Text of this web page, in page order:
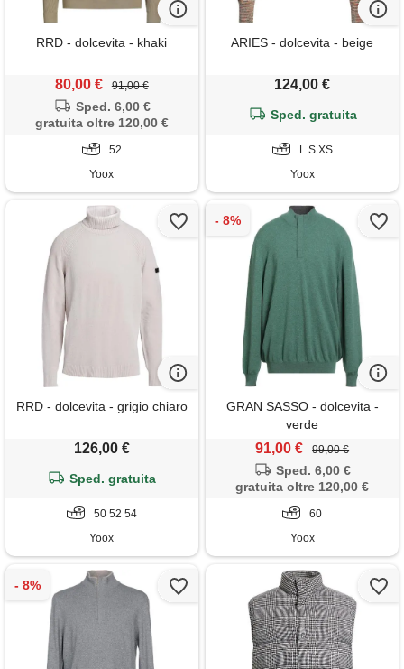
RRD - dolcevita - khaki
80,00 € 91,00 €
Sped. 6,00 €
gratuita oltre 120,00 €
52
Yoox
ARIES - dolcevita - beige
124,00 €
Sped. gratuita
L S XS
Yoox
RRD - dolcevita - grigio chiaro
126,00 €
Sped. gratuita
50 52 54
Yoox
GRAN SASSO - dolcevita -
verde
91,00 € 99,00 €
Sped. 6,00 €
gratuita oltre 120,00 €
60
Yoox